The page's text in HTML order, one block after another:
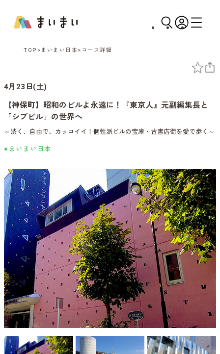
TOP まいまい日本 コース詳細
4月23日(土)
【神保町】昭和のビルよ永遠に！『東京人』元副編集長と
「シブビル」の世界へ
～渋く、自由で、カッコイイ！個性派ビルの宝庫・古書店街を愛で歩く～
●まいまい日本